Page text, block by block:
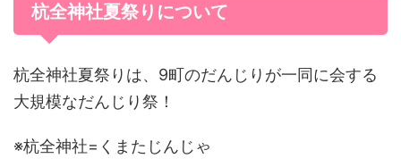
杭全神社夏祭りについて
杭全神社夏祭りは、9町のだんじりが一同に会する
大規模なだんじり祭！
※杭全神社=くまたじんじゃ